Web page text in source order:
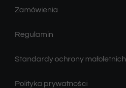
Zamówienia
Regulamin
Standardy ochrony małoletnich
Polityka prywatności